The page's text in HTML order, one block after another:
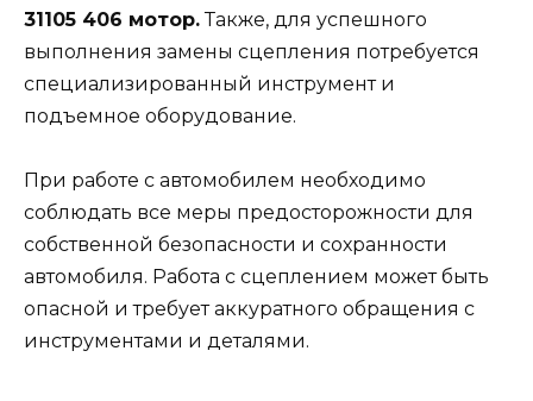
31105 406 мотор.Также, для успешного
выполнения замены сцепления потребуется
специализированный инструмент и
подъемное оборудование.
При работе с автомобилем необходимо
соблюдать все меры предосторожности для
собственной безопасности и сохранности
автомобиля. Работа с сцеплением может быть
опасной и требует аккуратного обращения с
инструментами и деталями.